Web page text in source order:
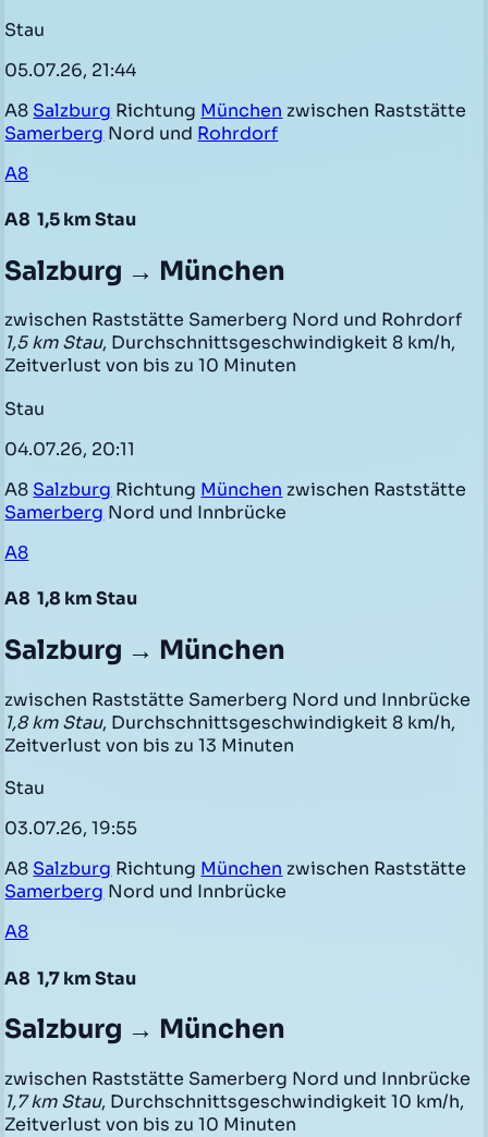
Stau
05.07.26, 21:44
A8 Salzburg Richtung München zwischen Raststätte
Samerberg Nord und Rohrdorf
A8
A8 1,5 km Stau
Salzburg → München
zwischen Raststätte Samerberg Nord und Rohrdorf
1,5 km Stau, Durchschnittsgeschwindigkeit 8 km/h,
Zeitverlust von bis zu 10 Minuten
Stau
04.07.26, 20:11
A8 Salzburg Richtung München zwischen Raststätte
Samerberg Nord und Innbrücke
A8
A8 1,8 km Stau
Salzburg → München
zwischen Raststätte Samerberg Nord und Innbrücke
1,8 km Stau, Durchschnittsgeschwindigkeit 8 km/h,
Zeitverlust von bis zu 13 Minuten
Stau
03.07.26, 19:55
A8 Salzburg Richtung München zwischen Raststätte
Samerberg Nord und Innbrücke
A8
A8 1,7 km Stau
Salzburg → München
zwischen Raststätte Samerberg Nord und Innbrücke
1,7 km Stau, Durchschnittsgeschwindigkeit 10 km/h,
Zeitverlust von bis zu 10 Minuten